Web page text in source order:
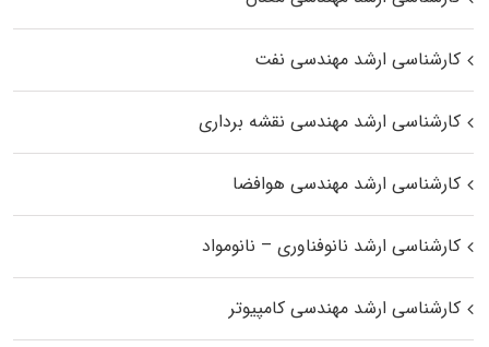
کارشناسی ارشد مهندسی نفت
کارشناسی ارشد مهندسی نقشه برداری
کارشناسی ارشد مهندسی هوافضا
کارشناسی ارشد نانوفناوری – نانومواد
کارشناسی ارشد مهندسی کامپیوتر